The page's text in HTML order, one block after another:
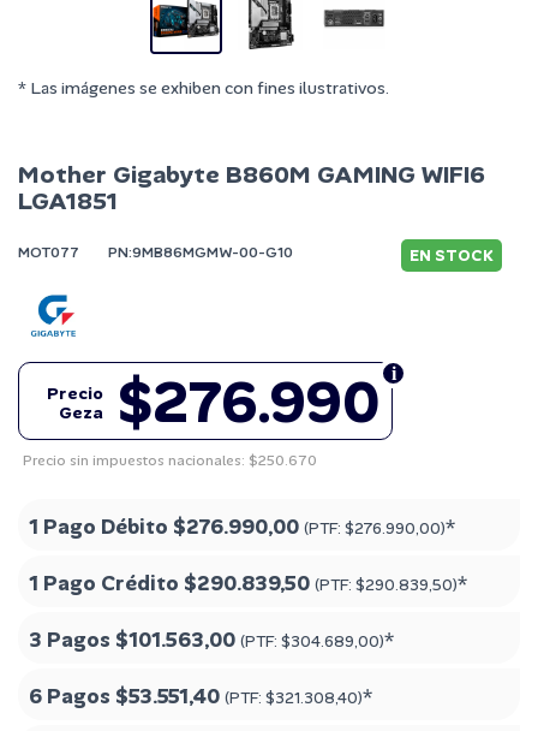
* Las imágenes se exhiben con fines ilustrativos.
Mother Gigabyte B860M GAMING WIFI6
LGA1851
MOT077 PN:9MB86MGMW-00-G10 EN STOCK
$276.990
Precio
Geza
Precio sin impuestos nacionales: $250.670
1 Pago Débito $276.990,00 (PTF: $276.990,00)*
1 Pago Crédito $290.839,50 (PTF: $290.839,50)*
3 Pagos $101.563,00 (PTF: $304.689,00)*
6 Pagos $53.551,40 (PTF: $321.308,40)*